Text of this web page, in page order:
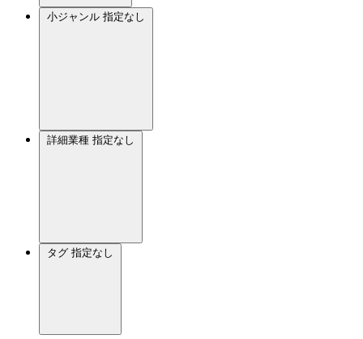
小ジャンル 指定なし
詳細業種 指定なし
タグ 指定なし